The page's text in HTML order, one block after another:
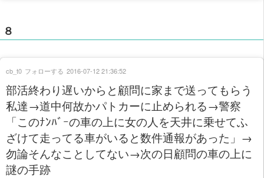
８
部活終わり遅いからと顧問に家まで送ってもらう
私達→道中何故かパトカーに止められる→警察
「このﾅﾝﾊﾞｰの車の上に女の人を天井に乗せてふ
ざけて走ってる車がいると数件通報があった」→
勿論そんなことしてない→次の日顧問の車の上に
謎の手跡
cb_t0 フォローする 2016-07-12 21:36:52